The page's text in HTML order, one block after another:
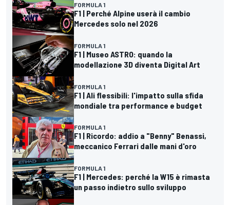
FORMULA 1
F1 | Perché Alpine userà il cambio
Mercedes solo nel 2026
FORMULA 1
F1 | Museo ASTRO: quando la
modellazione 3D diventa Digital Art
FORMULA 1
F1 | Ali flessibili: l'impatto sulla sfida
mondiale tra performance e budget
FORMULA 1
F1 | Ricordo: addio a "Benny" Benassi,
meccanico Ferrari dalle mani d'oro
FORMULA 1
F1 | Mercedes: perché la W15 è rimasta
un passo indietro sullo sviluppo